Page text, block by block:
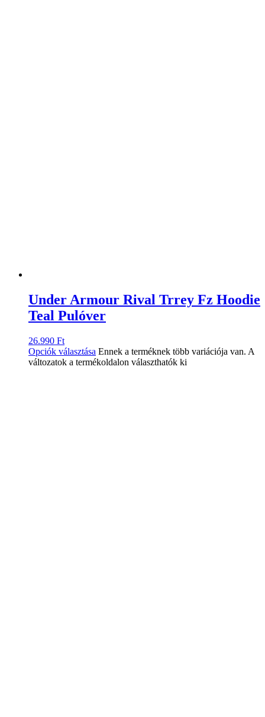
Under Armour Rival Trrey Fz Hoodie
Teal Pulóver
26.990 Ft
Opciók választása Ennek a terméknek több variációja van. A
változatok a termékoldalon választhatók ki